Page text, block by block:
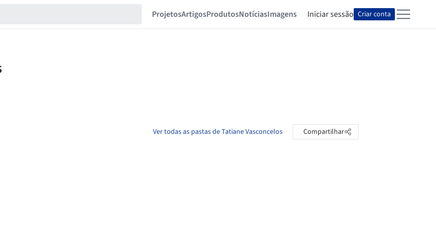
ProjetosArtigosProdutosNotíciasImagens Iniciar sessão Criar conta
Ver todas as pastas de Tatiane Vasconcelos Compartilhar